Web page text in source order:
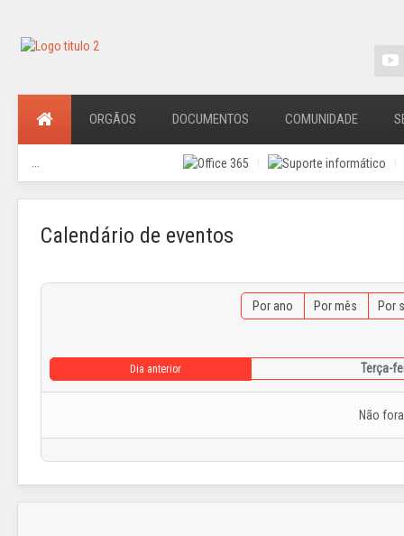
ORGÃOS DOCUMENTOS COMUNIDADE
Calendário de eventos
Por ano Por mês Por
Dia anterior Terça-
Não